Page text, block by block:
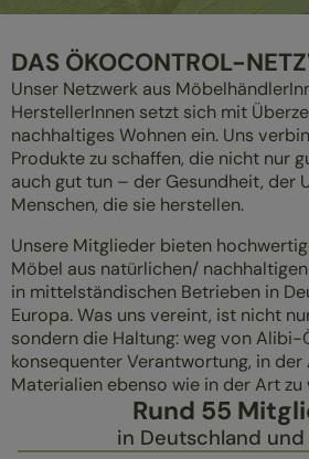
ÜBERBLICK
MASSIVHOLZMÖBEL
POLSTERMÖBEL
GESUND SCHLAFEN
DAS ÖKOCONTROL-
Unser Netzwerk aus
HerstellerInnen setzt sich mit
nachhaltiges Wohnen ein. Uns
Produkte zu schaffen, die nicht nur
auch gut tun – der Gesundheit, der
Menschen, die sie herstellen.
Unsere Mitglieder bieten
Möbel aus natürlichen/
in mittelständischen Betrieben in
Europa. Was uns vereint, ist nicht
sondern die Haltung: weg von Alibi-
konsequenter Verantwortung, in der
Materialien ebenso wie in der Art
Rund 55
in Deutschland und